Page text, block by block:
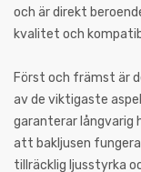
och är direkt
kvalitet och
Först och främst är
av de viktigaste
garanterar långvarig
att bakljusen
tillräcklig ljusstyrka